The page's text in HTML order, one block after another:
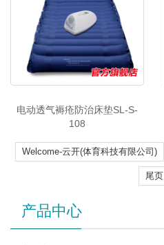
电动透气褥疮防治床垫SL-S-
108
Welcome-云开(体育科技有限公司)
尾页
产品中心